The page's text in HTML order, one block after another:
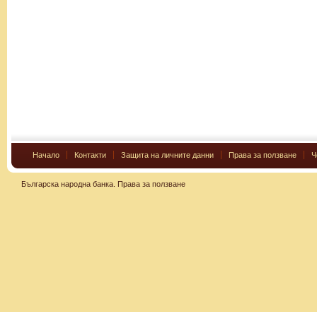
Начало Контакти Защита на личните данни Права за ползване
Българска народна банка. Права за ползване